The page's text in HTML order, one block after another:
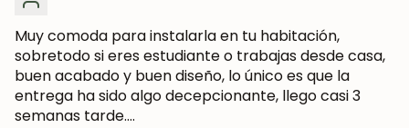
Muy comoda para instalarla en tu habitación,
sobretodo si eres estudiante o trabajas desde casa,
buen acabado y buen diseño, lo único es que la
entrega ha sido algo decepcionante, llego casi 3
semanas tarde....